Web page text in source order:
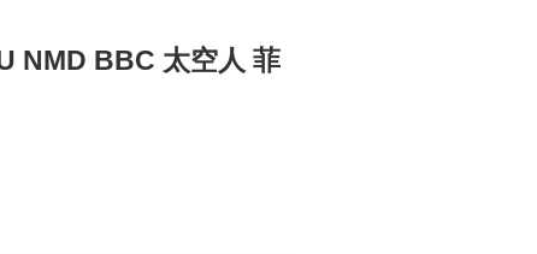
NMD BBC 太空人 菲